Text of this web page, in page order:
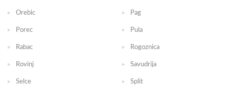
Orebic Pag
Porec Pula
Rabac Rogoznica
Rovinj Savudrija
Selce Split